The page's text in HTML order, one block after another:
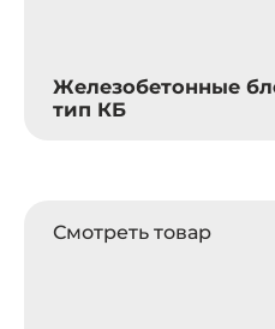
Железобетонные
тип КБ
Смотреть товар